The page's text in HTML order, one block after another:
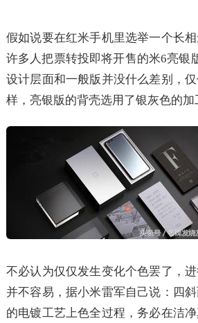
假如说要在红米手机里选举一个长
许多人把票转投即将开售的米6亮银
设计层面和一般版并没什么差别，
样，亮银版的背壳选用了银灰色的加
不必认为仅仅发生变化个色罢了，
并不容易，据小米雷军自己说：四
的电镀工艺上色全过程，务必在洁